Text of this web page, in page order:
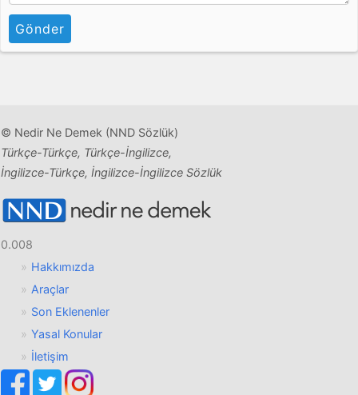
Gönder
© Nedir Ne Demek (NND Sözlük)
Türkçe-Türkçe, Türkçe-İngilizce,
İngilizce-Türkçe, İngilizce-İngilizce Sözlük
0.008
Hakkımızda
Araçlar
Son Eklenenler
Yasal Konular
İletişim